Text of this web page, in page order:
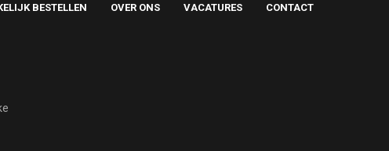
BESTELLEN OVER ONS VACATURES CONTACT